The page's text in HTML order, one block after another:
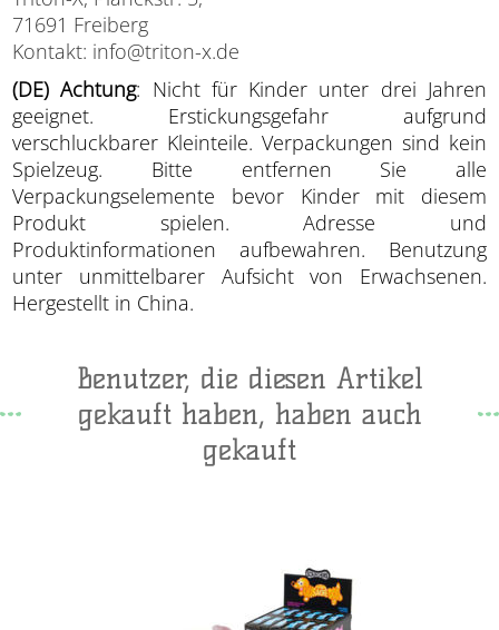
71691 Freiberg
Kontakt: info@triton-x.de
(DE) Achtung: Nicht für Kinder unter drei Jahren
geeignet. Erstickungsgefahr aufgrund
verschluckbarer Kleinteile. Verpackungen sind kein
Spielzeug. Bitte entfernen Sie alle
Verpackungselemente bevor Kinder mit diesem
Produkt spielen. Adresse und
Produktinformationen aufbewahren. Benutzung
unter unmittelbarer Aufsicht von Erwachsenen.
Hergestellt in China.
Benutzer, die diesen Artikel
gekauft haben, haben auch
gekauft